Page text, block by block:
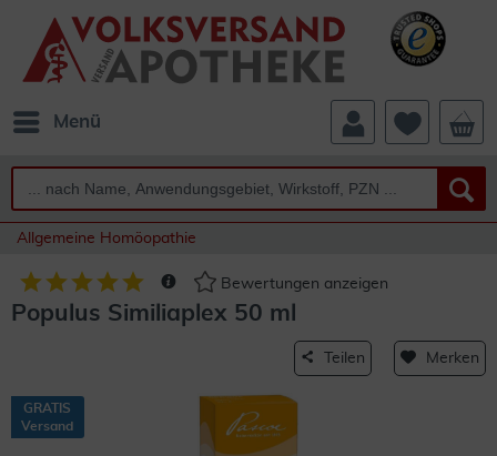
Menü
Allgemeine Homöopathie
Bewertungen anzeigen
Populus Similiaplex 50 ml
Teilen Merken
GRATIS
Versand